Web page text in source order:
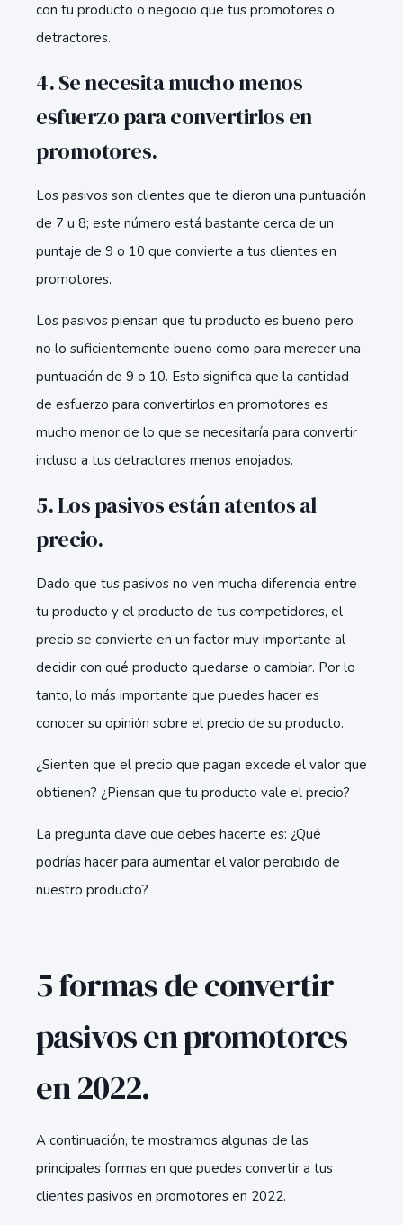
con tu producto o negocio que tus promotores o
detractores.
4. Se necesita mucho menos
esfuerzo para convertirlos en
promotores.
Los pasivos son clientes que te dieron una puntuación
de 7 u 8; este número está bastante cerca de un
puntaje de 9 o 10 que convierte a tus clientes en
promotores.
Los pasivos piensan que tu producto es bueno pero
no lo suficientemente bueno como para merecer una
puntuación de 9 o 10. Esto significa que la cantidad
de esfuerzo para convertirlos en promotores es
mucho menor de lo que se necesitaría para convertir
incluso a tus detractores menos enojados.
5. Los pasivos están atentos al
precio.
Dado que tus pasivos no ven mucha diferencia entre
tu producto y el producto de tus competidores, el
precio se convierte en un factor muy importante al
decidir con qué producto quedarse o cambiar. Por lo
tanto, lo más importante que puedes hacer es
conocer su opinión sobre el precio de su producto.
¿Sienten que el precio que pagan excede el valor que
obtienen? ¿Piensan que tu producto vale el precio?
La pregunta clave que debes hacerte es: ¿Qué
podrías hacer para aumentar el valor percibido de
nuestro producto?
5 formas de convertir
pasivos en promotores
en 2022.
A continuación, te mostramos algunas de las
principales formas en que puedes convertir a tus
clientes pasivos en promotores en 2022.